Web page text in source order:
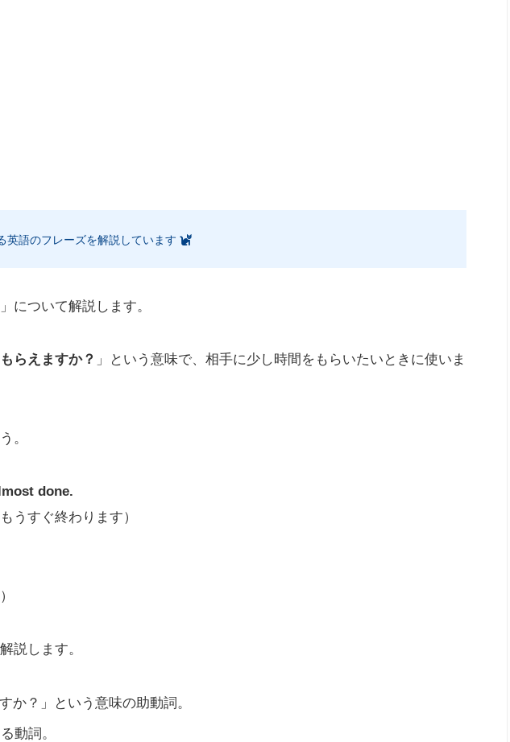
英語のフレーズを解説しています
」について解説します。
らえますか？ 」という意味で、相手に少し時間をもらいたいときに使いま
。
done.
うすぐ終わります）
説します。
か？」という意味の助動詞。
動詞。